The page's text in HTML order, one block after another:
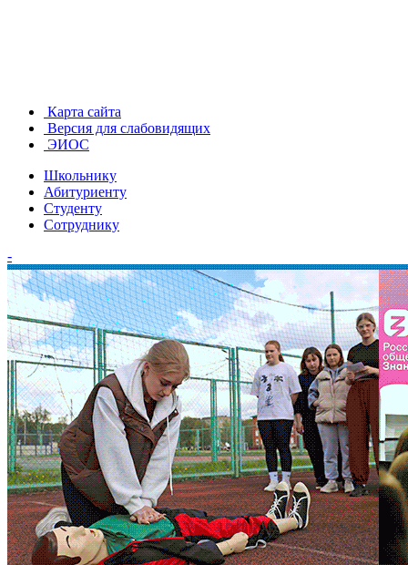
Карта сайта
Версия для слабовидящих
ЭИОС
Школьнику
Абитуриенту
Студенту
Сотруднику
-